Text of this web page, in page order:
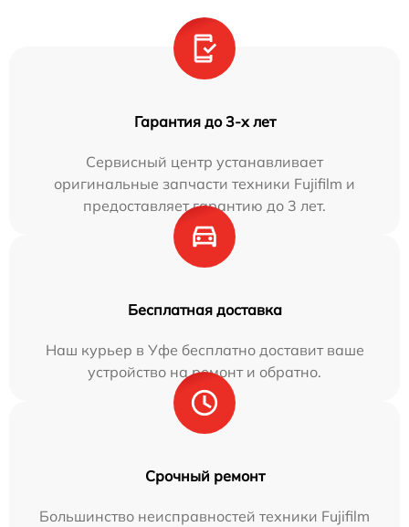
Гарантия до 3-х лет
Сервисный центр устанавливает
оригинальные запчасти техники Fujifilm и
предоставляет гарантию до 3 лет.
Бесплатная доставка
Наш курьер в Уфе бесплатно доставит ваше
устройство на ремонт и обратно.
Срочный ремонт
Большинство неисправностей техники Fujifilm